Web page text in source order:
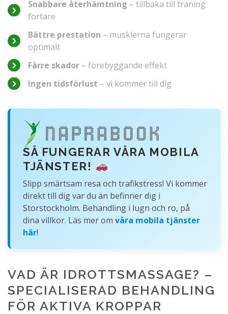
Snabbare återhämtning – tillbaka till träning
fortare
Bättre prestation – musklerna fungerar
optimalt
Färre skador – förebyggande effekt
Ingen tidsförlust – vi kommer till dig
SÅ FUNGERAR VÅRA MOBILA
TJÄNSTER!
Slipp smärtsam resa och trafikstress! Vi kommer
direkt till dig var du än befinner dig i
Storstockholm. Behandling i lugn och ro, på
dina villkor. Läs mer om våra mobila tjänster
här!
VAD ÄR IDROTTSMASSAGE? –
SPECIALISERAD BEHANDLING
FÖR AKTIVA KROPPAR